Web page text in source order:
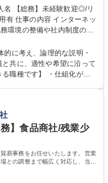
土日祝休み 服装自由
ネッ
環境の整備や社内制度の検
間接的に会社の生産性向上
ナンスや維持管理に加え、
社全体を巻き込み課題解決
スを描くことも可能です。
界で唯一の事業/福利厚生◎/
に考え、論理的な説明・
共に、適性や希望に沿って
力】■自己啓発支援：資格
で）を補助 ■住宅手当：家
】食品商社/残業少
易事務をお任せいたします。営業
との調整まで幅広く対応し、当社